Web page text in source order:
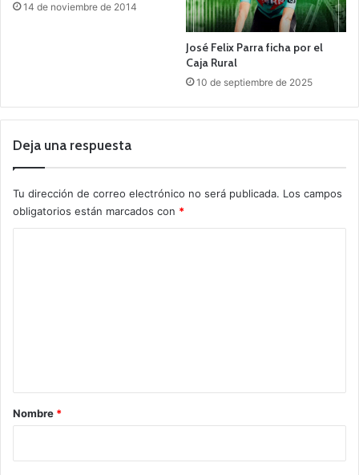
14 de noviembre de 2014
José Felix Parra ficha por el
Caja Rural
10 de septiembre de 2025
Deja una respuesta
Tu dirección de correo electrónico no será publicada. Los campos
obligatorios están marcados con *
rNombre *